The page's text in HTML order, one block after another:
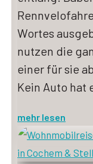
Wortes
nutzen die
einer für sie
Kein Auto hat
mehr lesen